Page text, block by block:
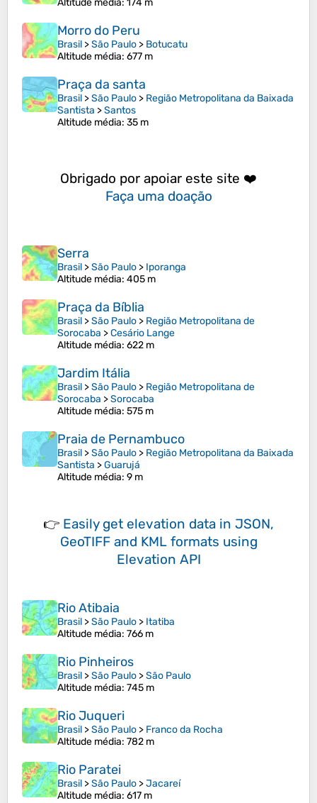
Altitude média: 174 m
Morro do Peru
Brasil >São Paulo > Botucatu
Altitude média: 677 m
Praça da santa
Brasil >São Paulo > Região Metropolitana da Baixada
Santista >Santos
Altitude média: 35 m
Obrigado por apoiar este site ❤️
Faça uma doação
Serra
Brasil >São Paulo > Iporanga
Altitude média: 405 m
Praça da Bíblia
Brasil >São Paulo > Região Metropolitana de
Sorocaba >Cesário Lange
Altitude média: 622 m
Jardim Itália
Brasil >São Paulo > Região Metropolitana de
Sorocaba >Sorocaba
Altitude média: 575 m
Praia de Pernambuco
Brasil >São Paulo > Região Metropolitana da Baixada
Santista >Guarujá
Altitude média: 9 m
👉 Easily get elevation data in JSON,
GeoTIFF and KML formats using
Elevation API
Rio Atibaia
Brasil >São Paulo > Itatiba
Altitude média: 766 m
Rio Pinheiros
Brasil >São Paulo >São Paulo
Altitude média: 745 m
Rio Juqueri
Brasil >São Paulo > Franco da Rocha
Altitude média: 782 m
Rio Paratei
Brasil >São Paulo >Jacareí
Altitude média: 617 m